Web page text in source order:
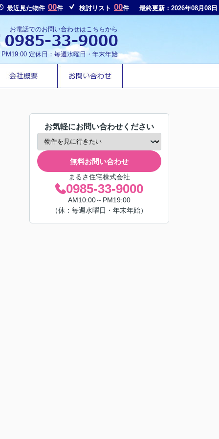
最近見た物件 00件 検討リスト 00件 最終更新：2026年08月08日
お電話でのお問い合わせはこちらから
定休日：毎週水曜日・年末年始
お気軽にお問い合わせください
無料お問い合わせ
まるさ住宅株式会社
0985-33-9000
AM10:00～PM19:00
（休：毎週水曜日・年末年始）